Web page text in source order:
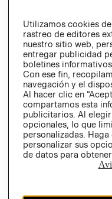
Y
Colombia ($)
CAMBIAR REGIÓN
Utilizamos cookies
rastreo de editores
nuestro sitio web,
entregar publicidad
boletines
Con ese fin,
navegación y el
Al hacer clic en
compartamos esta
publicitarios. Al elegir
opcionales, lo que
personalizadas.
personalizar sus
de datos para